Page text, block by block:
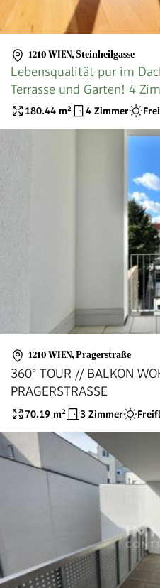
1210 WIEN, Steinheilgasse
Lebensqualität pur im
Terrasse und Garten! 4
Hochwertige Materialien +
Ruhe + Toller Blick! Ihr
180.44 m² 4 Zimmer
1210 WIEN, Pragerstraße
360° TOUR // BALKON
PRAGERSTRASSE
70.19 m² 3 Zimmer